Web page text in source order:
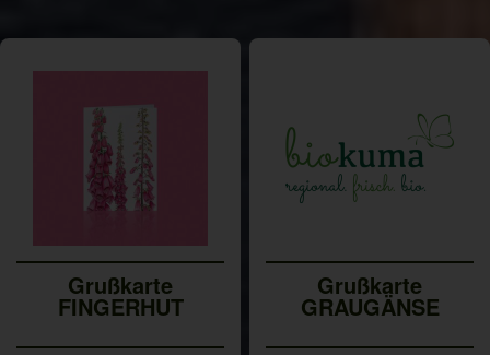
Grußkarte
FINGERHUT
Grußkarte
GRAUGÄNSE